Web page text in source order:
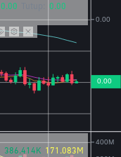
0.00
0.00
386.414K 171.083M